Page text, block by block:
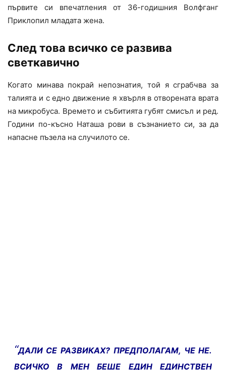
първите си впечатления от 36-годишния Волфганг
Приклопил младата жена.
След това всичко се развива
светкавично
Когато минава покрай непознатия, той я сграбчва за
талията и с едно движение я хвърля в отворената врата
на микробуса. Времето и събитията губят смисъл и ред.
Години по-късно Наташа рови в съзнанието си, за да
напасне пъзела на случилото се.
“ДАЛИ СЕ РАЗВИКАХ? ПРЕДПОЛАГАМ, ЧЕ НЕ.
ВСИЧКО В МЕН БЕШЕ ЕДИН ЕДИНСТВЕН